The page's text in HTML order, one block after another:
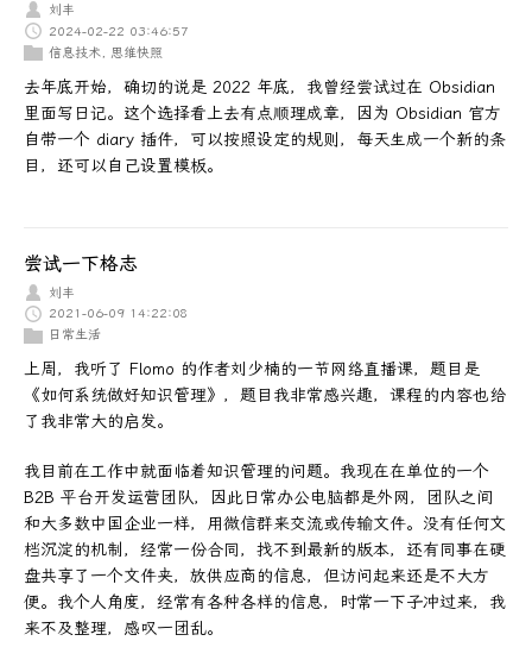
刘丰
2024-02-22 03:46:57
信息技术
思维快照
去年底开始，确切的说是 2022 年底，我曾经尝试过在 Obsidian
里面写日记。这个选择看上去有点顺理成章，因为 Obsidian 官方
自带一个 diary 插件，可以按照设定的规则，每天生成一个新的条
目，还可以自己设置模板。
尝试一下格志
刘丰
2021-06-09 14:22:08
日常生活
上周，我听了 Flomo 的作者刘少楠的一节网络直播课，题目是
《如何系统做好知识管理》，题目我非常感兴趣，课程的内容也给
了我非常大的启发。
我目前在工作中就面临着知识管理的问题。我现在在单位的一个
B2B 平台开发运营团队，因此日常办公电脑都是外网，团队之间
和大多数中国企业一样，用微信群来交流或传输文件。没有任何文
档沉淀的机制，经常一份合同，找不到最新的版本，还有同事在硬
盘共享了一个文件夹，放供应商的信息，但访问起来还是不大方
便。我个人角度，经常有各种各样的信息，时常一下子冲过来，我
来不及整理，感叹一团乱。